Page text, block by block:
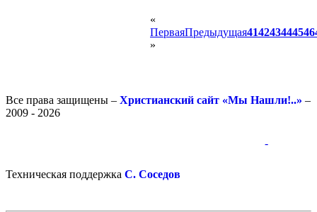
«
ПерваяПредыдущая414243444546
»
Все права защищены – Христианский сайт «Мы Нашли!..» –
2009 - 2026
-
Техническая поддержка С. Соседов